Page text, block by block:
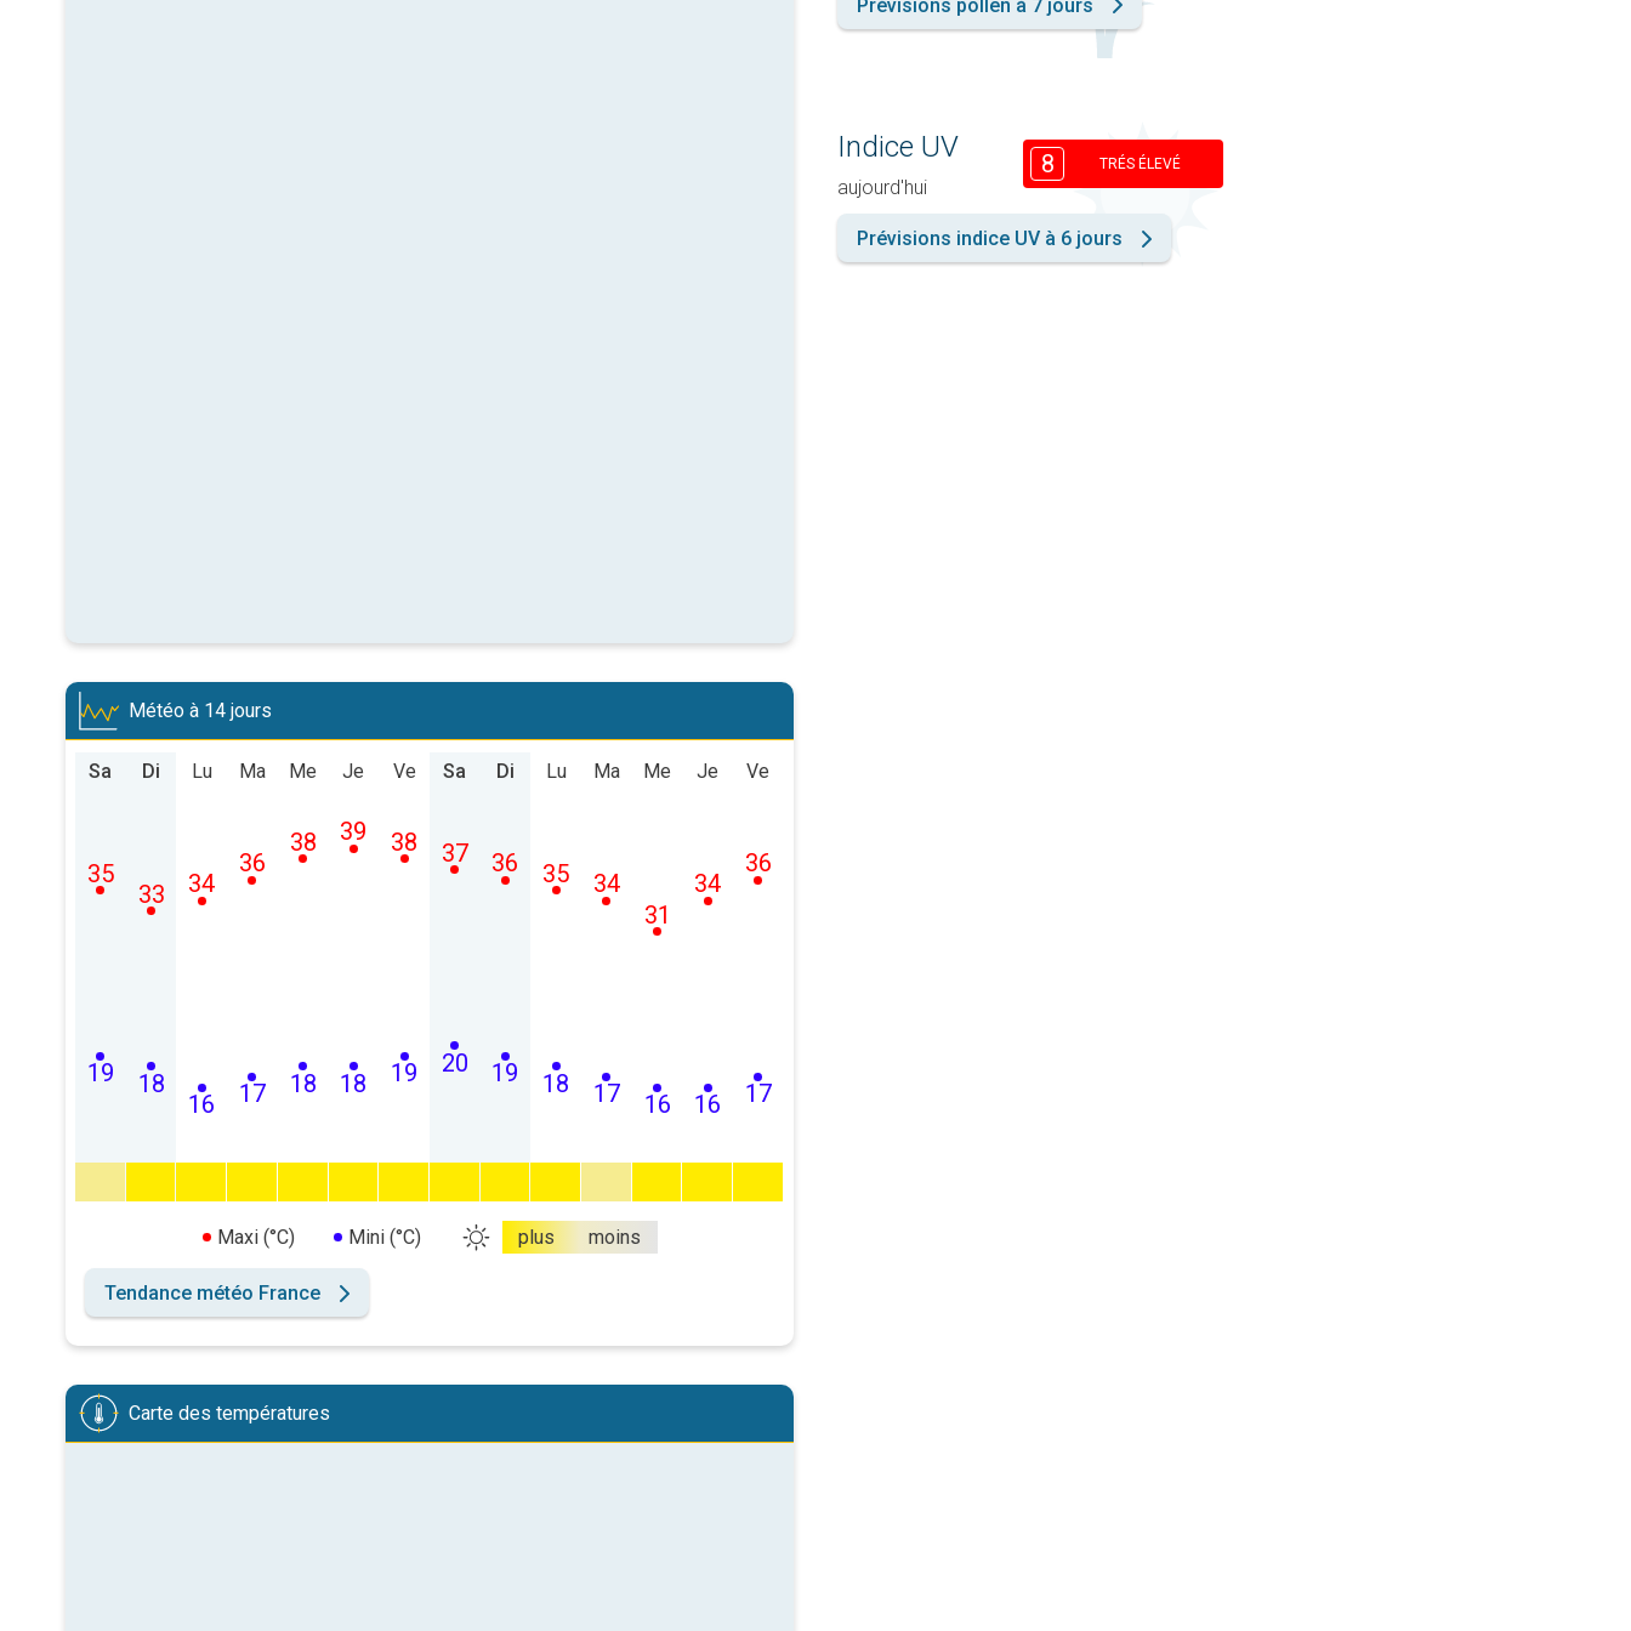
Météo à 14 jours
Sa
19
35
Di
18
33
Lu
16
34
Ma
17
36
Me
18
38
Je
18
39
Ve
19
38
Sa
20
37
Di
19
36
Lu
18
35
Ma
17
34
Me
16
31
Je
16
34
Ve
17
36
Maxi (°C) Mini (°C) plus moins
Tendance météo France
Carte des températures
Prévisions pollen à 7 jours
Indice UV
aujourd'hui
8 TRÉS ÉLEVÉ
Prévisions indice UV à 6 jours